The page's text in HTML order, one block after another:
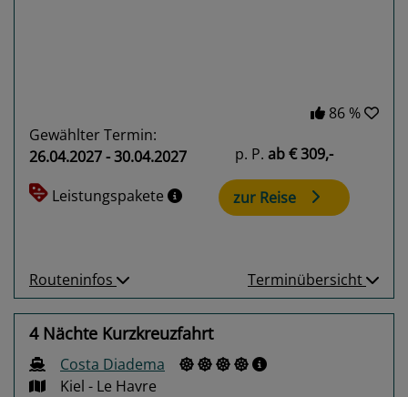
86 %
Gewählter Termin:
26.04.2027 - 30.04.2027
Leistungspakete
p. P. ab€ 309,-
zur Reise
Routeninfos Terminübersicht
4 Nächte Kurzkreuzfahrt
Costa Diadema
Kiel - Le Havre